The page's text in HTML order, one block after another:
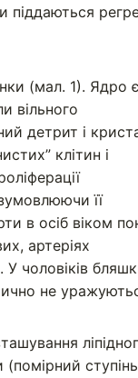
(мал. 1). Ядро є
вільного
детрит і
клітин і
її
в осіб віком
артеріях
У чоловіків
не
(помірний